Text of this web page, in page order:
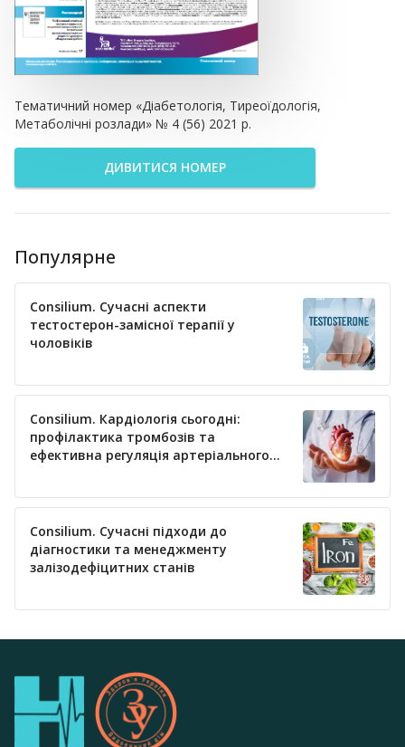
Тематичний номер «Діабетологія, Тиреоїдологія,
Метаболічні розлади» № 4 (56) 2021 р.
ДИВИТИСЯ НОМЕР
Популярне
Consilium. Сучасні аспекти
тестостерон-замісної терапії у
чоловіків
Consilium. Кардіологія сьогодні:
профілактика тромбозів та
ефективна регуляція артеріального
Consilium. Сучасні підходи до
діагностики та менеджменту
залізодефіцитних станів